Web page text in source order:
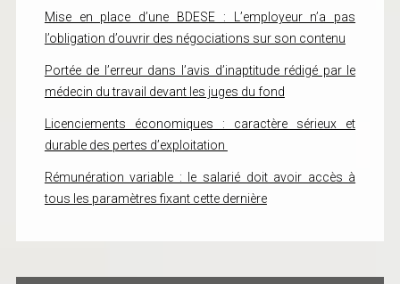
Mise en place d’une BDESE : L’employeur n’a pas
l’obligation d’ouvrir des négociations sur son contenu
Portée de l’erreur dans l’avis d’inaptitude rédigé par le
médecin du travail devant les juges du fond
Licenciements économiques : caractère sérieux et
durable des pertes d’exploitation
Rémunération variable : le salarié doit avoir accès à
tous les paramètres fixant cette dernière